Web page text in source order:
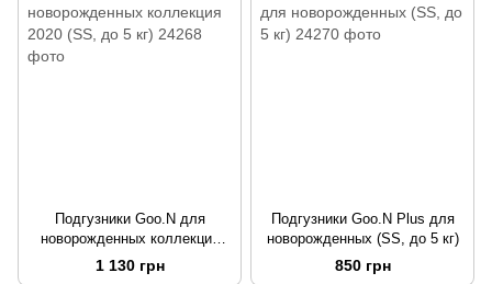
Подгузники Goo.N для
новорожденных коллекция
2020 (SS, до 5 кг)
1 130 грн
Подгузники Goo.N Plus для
новорожденных (SS, до 5 кг)
850 грн